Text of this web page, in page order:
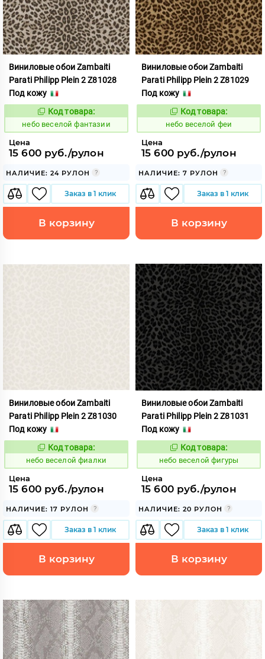
Виниловые обои Zambaiti
Parati Philipp Plein 2 Z81028
Под кожу
1110612
Код товара:
небо веселой фантазии
Цена
15 600 руб./рулон
НАЛИЧИЕ: 24 РУЛОН
Заказ в 1 клик
В корзину
Виниловые обои Zambaiti
Parati Philipp Plein 2 Z81029
Под кожу
1110613
Код товара:
небо веселой феи
Цена
15 600 руб./рулон
НАЛИЧИЕ: 7 РУЛОН
Заказ в 1 клик
В корзину
Виниловые обои Zambaiti
Parati Philipp Plein 2 Z81030
Под кожу
1110614
Код товара:
небо веселой фиалки
Цена
15 600 руб./рулон
НАЛИЧИЕ: 17 РУЛОН
Заказ в 1 клик
В корзину
Виниловые обои Zambaiti
Parati Philipp Plein 2 Z81031
Под кожу
1110615
Код товара:
небо веселой фигуры
Цена
15 600 руб./рулон
НАЛИЧИЕ: 20 РУЛОН
Заказ в 1 клик
В корзину